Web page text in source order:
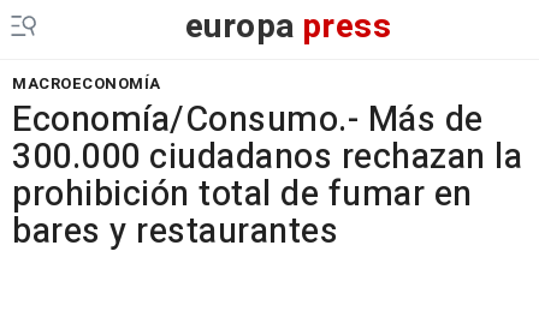
europa press
MACROECONOMÍA
Economía/Consumo.- Más de
300.000 ciudadanos rechazan la
prohibición total de fumar en
bares y restaurantes